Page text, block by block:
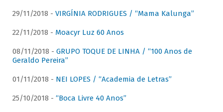
29/11/2018 - VIRGÍNIA RODRIGUES / “Mama Kalunga”
22/11/2018 - Moacyr Luz 60 Anos
08/11/2018 - GRUPO TOQUE DE LINHA / “100 Anos de
Geraldo Pereira”
01/11/2018 - NEI LOPES / “Academia de Letras”
25/10/2018 - “Boca Livre 40 Anos”